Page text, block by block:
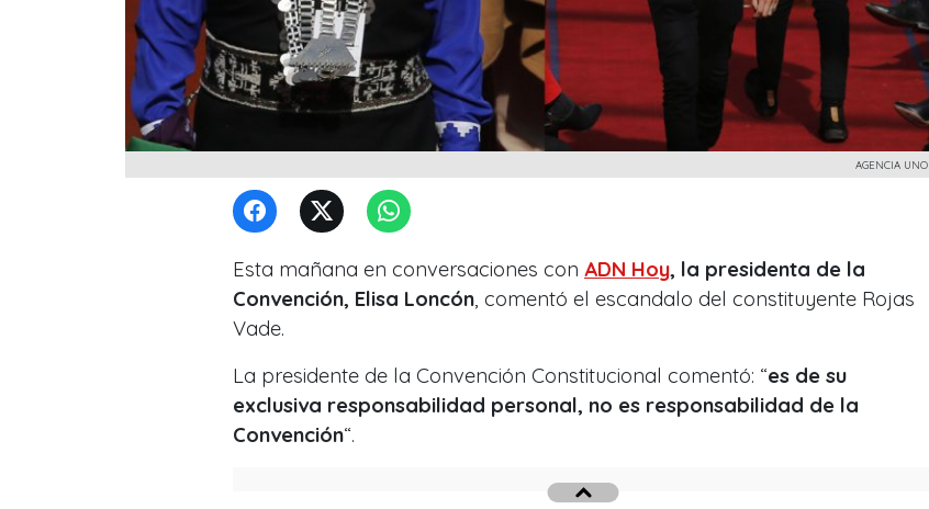
AGENCIA UNO
Esta mañana en conversaciones con ADN Hoy, la presidenta de la
Convención, Elisa Loncón , comentó el escandalo del constituyente Rojas
Vade.
La presidente de la Convención Constitucional comentó: “es de su
exclusiva responsabilidad personal, no es responsabilidad de la
Convención“.